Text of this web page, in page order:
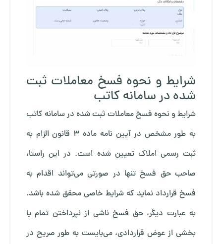
شرایط و نحوه فسخ معاملات ثبت
شده در سامانه کاتب
شرایط و نحوه فسخ معاملات ثبت شده در سامانه کاتب
به طور مشخص در آیین نامه ماده 3 قانون الزام به
ثبت رسمی املاک تعیین شده است. در این راستا،
صاحب حق فسخ تنها در صورتی می‌تواند اقدام به
فسخ قرارداد نماید که شرایط خاصی محقق شده باشد.
به عبارت دیگر، حق فسخ ناشی از نپرداختن تمام یا
بخشی از عوض قراردادی، می‌بایست به طور صریح در